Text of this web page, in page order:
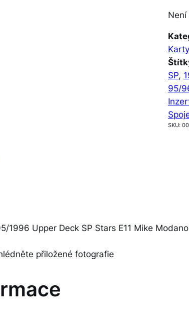
Není
Karty
SP,
95/
SKU:
1996 Upper Deck SP Stars E11 Mike
přiložené fotografie